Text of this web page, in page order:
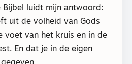
Bijbel luidt mijn antwoord:
uit de volheid van Gods
voet van het kruis en in de
En dat je in de eigen